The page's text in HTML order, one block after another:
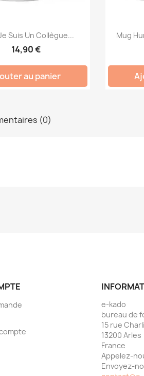
Suis Un Collègue...
14,90 €
au panier
Mug
(0)
e-kado
bureau de
15 rue
13200 Arles
France
Appelez-
Envoyez-